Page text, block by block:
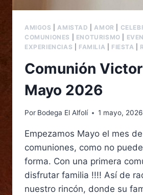
AMIGOS AMISTAD AMOR
COMUNIONES
ENOTURISMO
EXPERIENCIAS
FAMILIA FIESTA
Comunión
Mayo 2026
Por Bodega El Alfolí 1 mayo, 2026
Empezamos Mayo el mes
comuniones, como no
forma. Con una primera
disfrutar familia !!!! Así de
nuestro rincón, donde su